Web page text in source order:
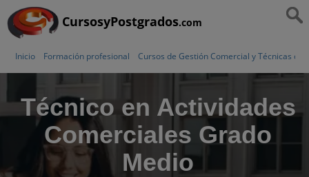
CursosyPostgrados.com
Inicio Formación profesional Cursos de Gestión Comercial y Técnicas de
Técnico en Actividades
Comerciales Grado
Medio